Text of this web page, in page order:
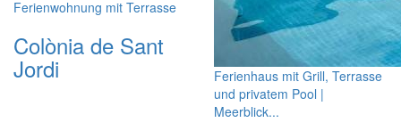
Ferienwohnung mit Terrasse
Colònia de Sant
Jordi
Ferienhaus mit Grill, Terrasse
und privatem Pool |
Meerblick...